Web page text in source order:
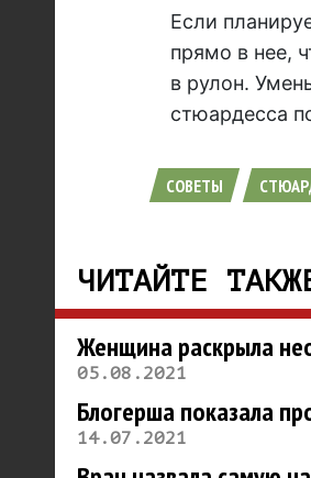
Если
прямо в нее,
в рулон.
стюардесса
СОВЕТЫ
ЧИТАЙТЕ
Женщина раскрыла
05.08.2021
Блогерша показала
14.07.2021